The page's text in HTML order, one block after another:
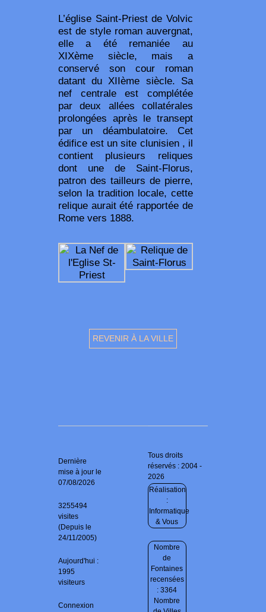
L’église Saint-Priest de Volvic
est de style roman auvergnat,
elle a été remaniée au
XIXème siècle, mais a
conservé son cour roman
datant du XIIème siècle. Sa
nef centrale est complétée
par deux allées collatérales
prolongées après le transept
par un déambulatoire. Cet
édifice est un site clunisien , il
contient plusieurs reliques
dont une de Saint-Florus,
patron des tailleurs de pierre,
selon la tradition locale, cette
relique aurait été rapportée de
Rome vers 1888.
REVENIR À LA VILLE
Dernière
mise à jour le
07/08/2026
3255494
visites
(Depuis le
24/11/2005)
Aujourd'hui :
1995
visiteurs
Connexion
Tous droits
réservés : 2004 -
2026
Réalisation
:
Informatique
& Vous
Nombre
de
Fontaines
recensées
: 3364
Nombre